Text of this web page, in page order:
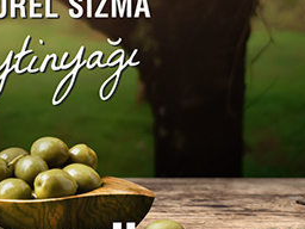
Kimseyi takip etmiyor:(